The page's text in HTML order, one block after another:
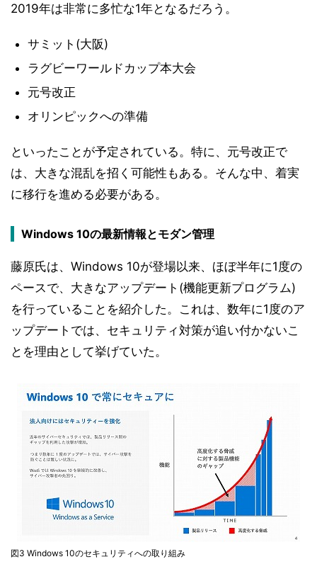
2019年は非常に多忙な1年となるだろう。
サミット(大阪)
ラグビーワールドカップ本大会
元号改正
オリンピックへの準備
といったことが予定されている。特に、元号改正で
は、大きな混乱を招く可能性もある。そんな中、着実
に移行を進める必要がある。
Windows 10の最新情報とモダン管理
藤原氏は、Windows 10が登場以来、ほぼ半年に1度の
ペースで、大きなアップデート(機能更新プログラム)
を行っていることを紹介した。これは、数年に1度のア
ップデートでは、セキュリティ対策が追い付かないこ
とを理由として挙げていた。
図3 Windows 10のセキュリティへの取り組み